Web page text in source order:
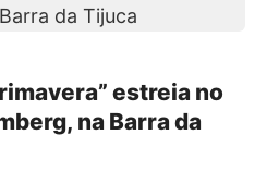
estreia no
na Barra da